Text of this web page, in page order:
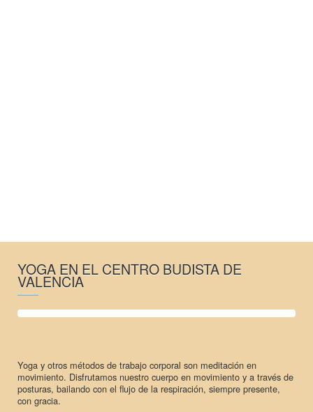
YOGA EN EL CENTRO BUDISTA DE
VALENCIA
Yoga y otros métodos de trabajo corporal son meditación en
movimiento. Disfrutamos nuestro cuerpo en movimiento y a través de
posturas, bailando con el flujo de la respiración, siempre presente,
con gracia.